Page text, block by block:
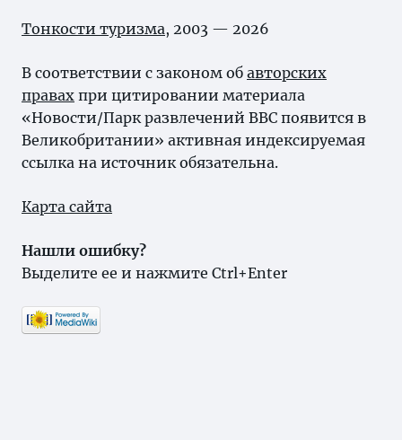
Тонкости туризма, 2003 — 2026
В соответствии с законом об авторских
правах при цитировании материала
«Новости/Парк развлечений BBC появится в
Великобритании» активная индексируемая
ссылка на источник обязательна.
Карта сайта
Нашли ошибку?
Выделите ее и нажмите Ctrl+Enter